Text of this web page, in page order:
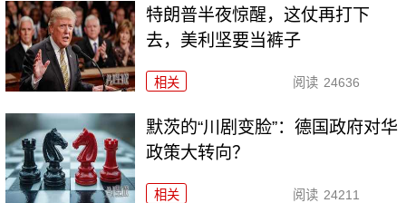
特朗普半夜惊醒，这仗再打下
去，美利坚要当裤子
相关 阅读 24636
默茨的“川剧变脸”：德国政府对华
政策大转向？
相关 阅读 24211